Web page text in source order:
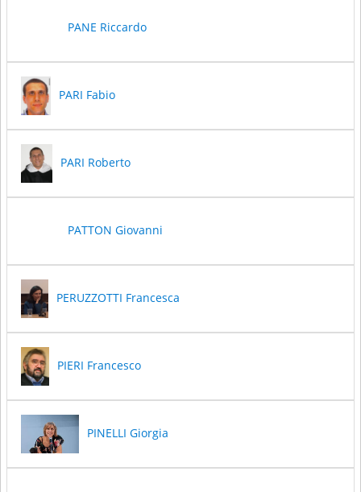
PANE Riccardo
PARI Fabio
PARI Roberto
PATTON Giovanni
PERUZZOTTI Francesca
PIERI Francesco
PINELLI Giorgia